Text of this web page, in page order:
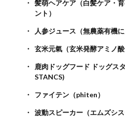
髪萌ヘアケア（白髪ケア・
ント）
人参ジュース（無農薬有機に
玄米元氣（玄米発酵アミノ酸
鹿肉ドッグフード ドッグス
STANCS)
ファイテン（phiten）
波動スピーカー（エムズシ